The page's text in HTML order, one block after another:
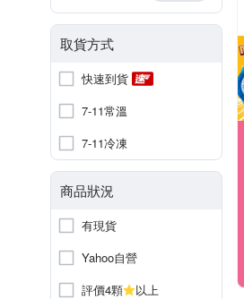
取貨方式
快速到貨
7-11常溫
7-11冷凍
商品狀況
有現貨
Yahoo自營
評價4顆
以上